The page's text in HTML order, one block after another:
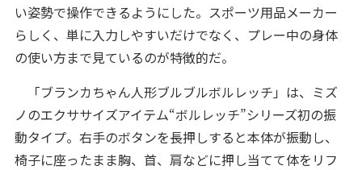
い姿勢で操作できるようにした。スポーツ用品メーカー
らしく、単に入力しやすいだけでなく、プレー中の身体
の使い方まで見ているのが特徴的だ。
「ブランカちゃん人形ブルブルボルレッチ」は、ミズ
ノのエクササイズアイテム“ボルレッチ”シリーズ初の振
動タイプ。右手のボタンを長押しすると本体が振動し、
椅子に座ったまま胸、首、肩などに押し当てて体をリフ